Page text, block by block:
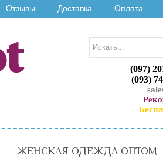
Отзывы Доставка Оплата
(097)
(093)
ЖЕНСКАЯ ОДЕЖДА ОПТОМ